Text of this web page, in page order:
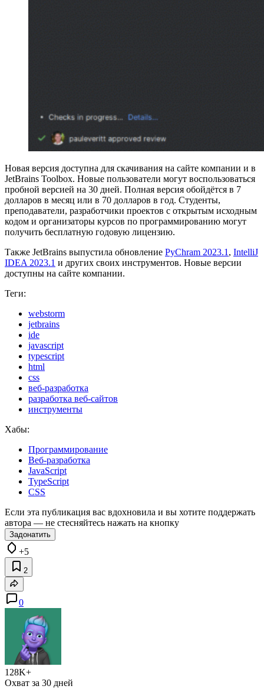
Новая версия доступна для скачивания на сайте компании и в
JetBrains Toolbox. Новые пользователи могут воспользоваться
пробной версией на 30 дней. Полная версия обойдётся в 7
долларов в месяц или в 70 долларов в год. Студенты,
преподаватели, разработчики проектов с открытым исходным
кодом и организаторы курсов по программированию могут
получить бесплатную годовую лицензию.
Также JetBrains выпустила обновление PyChram 2023.1 , IntelliJ
IDEA 2023.1 и других своих инструментов. Новые версии
доступны на сайте компании.
Теги:
webstorm
jetbrains
ide
javascript
typescript
html
css
веб-разработка
разработка веб-сайтов
инструменты
Хабы:
Программирование
Веб-разработка
JavaScript
TypeScript
CSS
Если эта публикация вас вдохновила и вы хотите поддержать
автора — не стесняйтесь нажать на кнопку
Задонатить
+5
2
0
128K+
Охват за 30 дней